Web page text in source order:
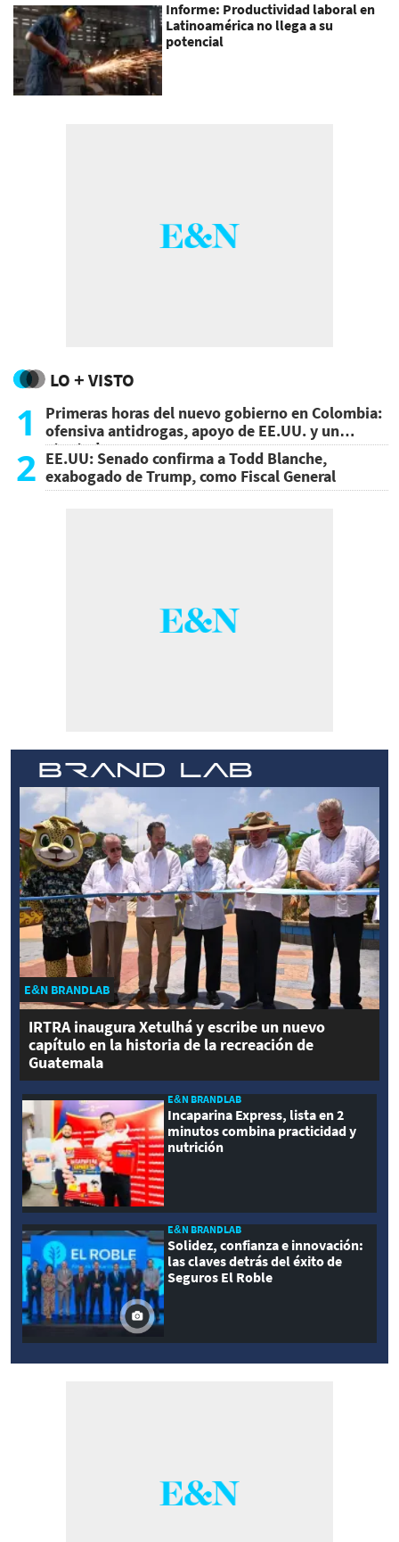
Informe: Productividad laboral en
Latinoamérica no llega a su
potencial
LO + VISTO
1
Primeras horas del nuevo gobierno en Colombia:
ofensiva antidrogas, apoyo de EE.UU. y un
atentado
2 EE.UU: Senado confirma a Todd Blanche,
exabogado de Trump, como Fiscal General
E&N BRANDLAB
IRTRA inaugura Xetulhá y escribe un nuevo
capítulo en la historia de la recreación de
Guatemala
E&N BRANDLAB
Incaparina Express, lista en 2
minutos combina practicidad y
nutrición
E&N BRANDLAB
Solidez, confianza e innovación:
las claves detrás del éxito de
Seguros El Roble